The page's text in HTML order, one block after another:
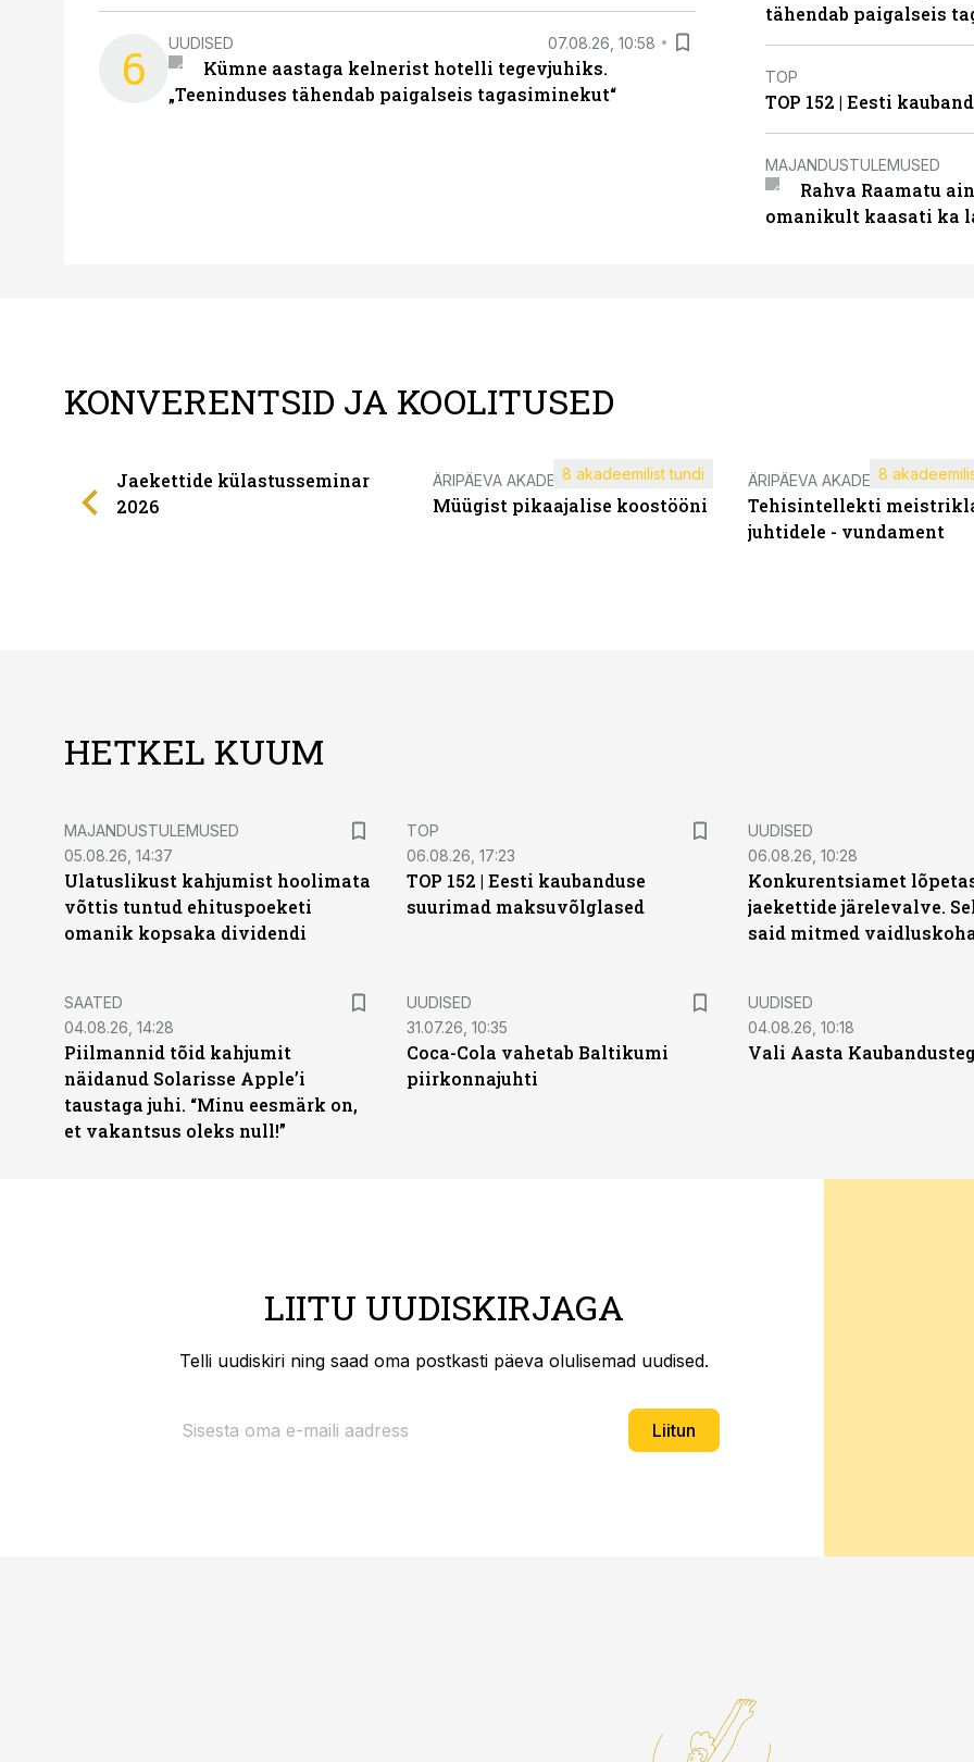
6 UUDISED 07.08.26, 10:58
Kümne aastaga kelnerist hotelli tegevjuhiks.
„Teeninduses tähendab paigalseis tagasiminekut“
tähendab paigalseis
TOP
TOP 152 | Eesti
MAJANDUSTULEMUSED
Rahva Raamatu
omanikult kaasati ka
KONVERENTSID JA KOOLITUSED
Jaekettide külastusseminar
2026
ÄRIPÄEVA AKADEEMIA
Müügist pikaajalise koostööni
8 akadeemilist tundi ÄRIPÄEVA AKADEEMIA
Tehisintellekti
juhtidele - vundament
8
HETKEL KUUM
MAJANDUSTULEMUSED
05.08.26, 14:37
Ulatuslikust kahjumist hoolimata
võttis tuntud ehituspoeketi
omanik kopsaka dividendi
TOP
06.08.26, 17:23
TOP 152 | Eesti kaubanduse
suurimad maksuvõlglased
UUDISED
06.08.26, 10:28
Konkurentsiamet
jaekettide järelevalve.
said mitmed
SAATED
04.08.26, 14:28
Piilmannid tõid kahjumit
näidanud Solarisse Apple’i
taustaga juhi. “Minu eesmärk on,
et vakantsus oleks null!”
UUDISED
31.07.26, 10:35
Coca-Cola vahetab Baltikumi
piirkonnajuhti
UUDISED
04.08.26, 10:18
Vali Aasta
LIITU UUDISKIRJAGA
Telli uudiskiri ning saad oma postkasti päeva olulisemad uudised.
Liitun